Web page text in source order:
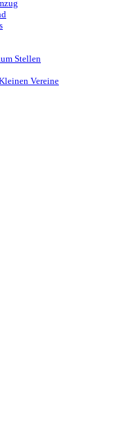
Stellen
Vereine